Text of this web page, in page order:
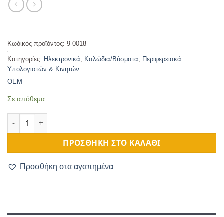
Κωδικός προϊόντος: 9-0018
Κατηγορίες: Ηλεκτρονικά Καλώδια/Βύσματα
Περιφερειακά
Υπολογιστών & Κινητών
OEM
Σε απόθεμα
ΠΡΟΣΘΉΚΗ ΣΤΟ ΚΑΛΆΘΙ
Προσθήκη στα αγαπημένα